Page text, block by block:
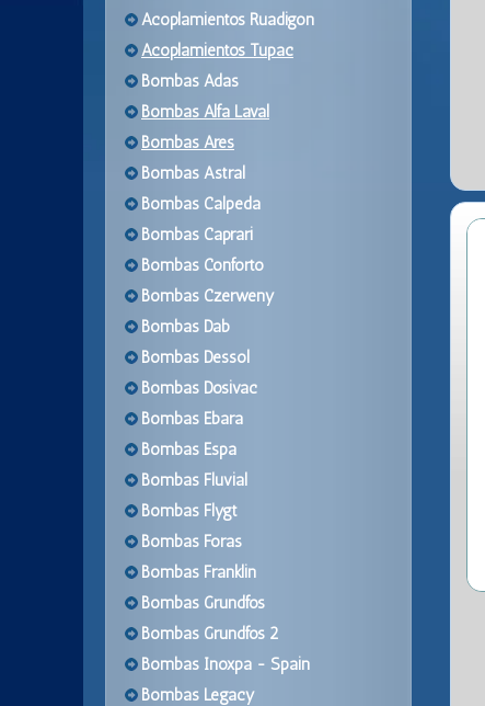
Acoplamientos Ruadigon
Acoplamientos Tupac
Bombas Adas
Bombas Alfa Laval
Bombas Ares
Bombas Astral
Bombas Calpeda
Bombas Caprari
Bombas Conforto
Bombas Czerweny
Bombas Dab
Bombas Dessol
Bombas Dosivac
Bombas Ebara
Bombas Espa
Bombas Fluvial
Bombas Flygt
Bombas Foras
Bombas Franklin
Bombas Grundfos
Bombas Grundfos 2
Bombas Inoxpa - Spain
Bombas Legacy